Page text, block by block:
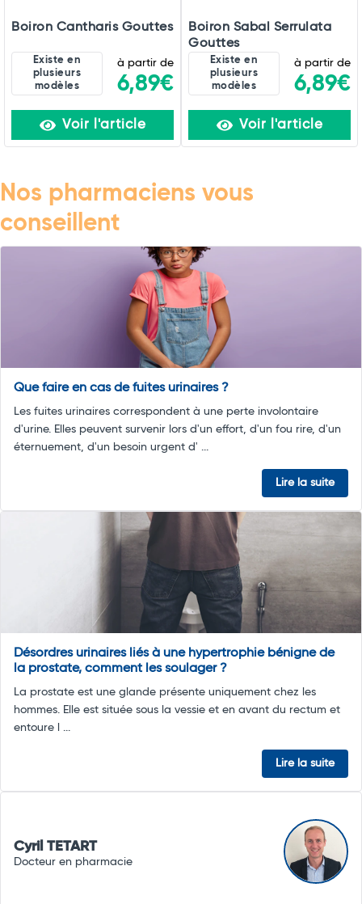
Boiron Cantharis Gouttes
Existe en
plusieurs
modèles
à partir de
6,89€
Voir l'article
Boiron Sabal Serrulata
Gouttes
Existe en
plusieurs
modèles
à partir de
6,89€
Voir l'article
Nos pharmaciens vous
conseillent
Que faire en cas de fuites urinaires ?
Les fuites urinaires correspondent à une perte involontaire
d'urine. Elles peuvent survenir lors d'un effort, d'un fou rire, d'un
éternuement, d'un besoin urgent d' ...
Lire la suite
Désordres urinaires liés à une hypertrophie bénigne de
la prostate, comment les soulager ?
La prostate est une glande présente uniquement chez les
hommes. Elle est située sous la vessie et en avant du rectum et
entoure l ...
Lire la suite
Cyril TETART
Docteur en pharmacie